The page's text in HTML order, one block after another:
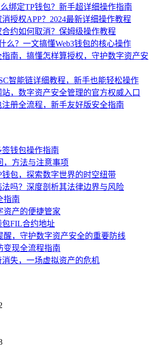
绑定TP钱包？新手超详细操作指南
授权APP？2024最新详细操作教程
约如何取消？保姆级操作教程
么？一文搞懂Web3钱包的核心操作
南，搞懂怎样算授权，守护数字资产安
智能链详细教程，新手也能轻松操作
，数字资产安全管理的官方权威入口
注册全流程，新手友好版安全指南
钱包操作指南
，方法与注意事项
钱包，探索数字世界的时空纽带
法吗？深度剖析其法律边界与风险
指南
资产的便捷管家
包FIL合约地址
醒，守护数字资产安全的重要防线
变现全流程指南
消失，一场虚拟资产的危机